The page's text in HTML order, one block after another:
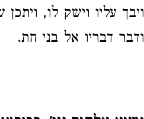
ויבך עליו וישק לו,
ודבר דבריו אל בני חת.